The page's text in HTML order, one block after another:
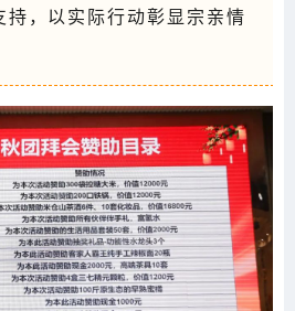
持，以实际行动彰显宗亲情